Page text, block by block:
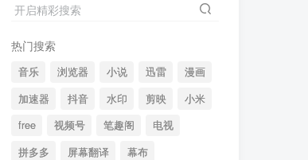
开启精彩搜索
热门搜索
音乐 浏览器 小说 迅雷
漫画
加速器
抖音 水印 剪映
小米
free
视频号 笔趣阁
电视
拼多多
屏幕翻译
幕布